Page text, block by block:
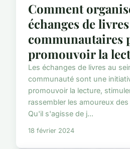
Comment
échanges de livres
communautaires
promouvoir la
Les échanges de livres au
communauté sont une
promouvoir la lecture,
rassembler les amoureux
Qu'il s'agisse de j...
18 février 2024